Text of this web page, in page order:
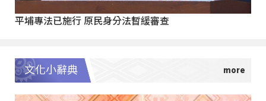
平埔專法已施行 原民身分法暫緩審查
文化小辭典